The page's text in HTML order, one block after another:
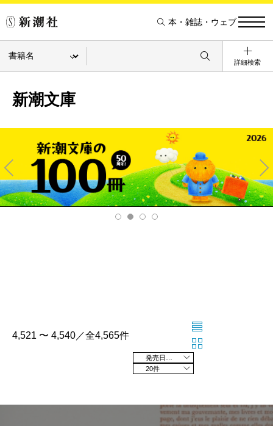
本・雑誌・ウェブ
詳細検索
新潮文庫
Pre
v
Ne
xt
4,521 〜 4,540／全4,565件
20件